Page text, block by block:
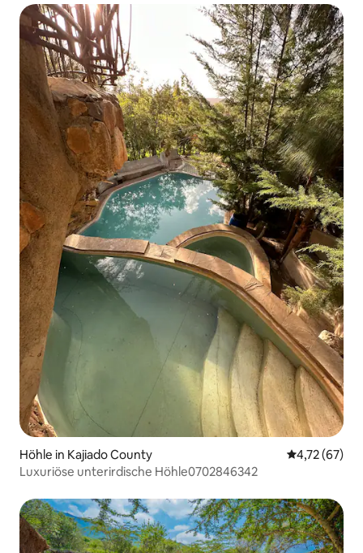
Höhle in Kajiado County
4,72 (67)
Luxuriöse unterirdische Höhle0702846342